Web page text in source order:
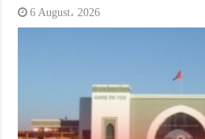
6 August، 2026